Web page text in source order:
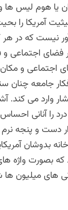
یا هوم لیس ها
آمریکا را
که در هر
فضای اجتماعی
اجتماعی و
جامعه چنان
وارد می کند.
را آنانی
دست و پنجه
بدوشان
بصورت واژه
های میلیون ها